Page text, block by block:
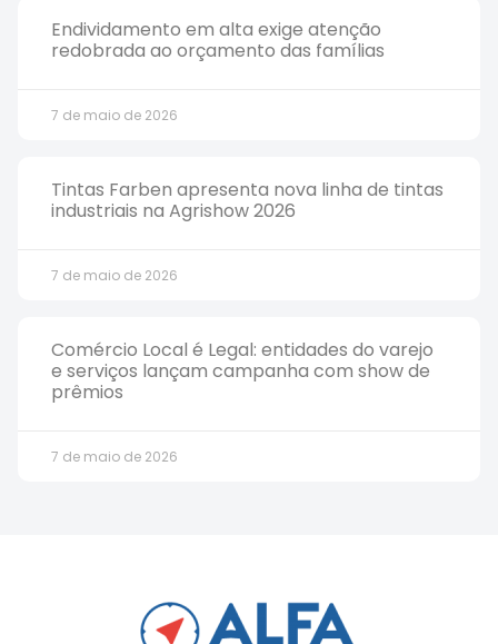
Endividamento em alta exige atenção
redobrada ao orçamento das famílias
7 de maio de 2026
Tintas Farben apresenta nova linha de tintas
industriais na Agrishow 2026
7 de maio de 2026
Comércio Local é Legal: entidades do varejo
e serviços lançam campanha com show de
prêmios
7 de maio de 2026